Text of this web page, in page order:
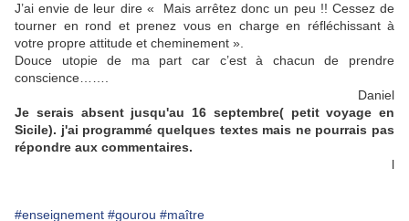
J’ai envie de leur dire « Mais arrêtez donc un peu !! Cessez de
tourner en rond et prenez vous en charge en réfléchissant à
votre propre attitude et cheminement ».
Douce utopie de ma part car c’est à chacun de prendre
conscience…….
Daniel
Je serais absent jusqu'au 16 septembre( petit voyage en
Sicile). j'ai programmé quelques textes mais ne pourrais pas
répondre aux commentaires.
l
#enseignement #gourou #maître